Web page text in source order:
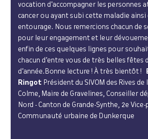
vocation d’accompagner les personnes
cancer ou ayant subi cette maladie ainsi
entourage. Nous remercions chacun de
pour leur engagement et leur
enfin de ces quelques lignes pour
chacun d’entre vous de très belles fêtes
d’année.Bonne lecture ! À très bientôt !
Ringot Président du SIVOM des Rives de
Colme, Maire de Gravelines, Conseiller
Nord - Canton de Grande-Synthe, 2e
Communauté urbaine de Dunkerque